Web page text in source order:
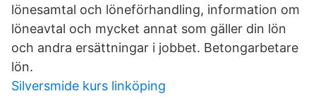
lönesamtal och löneförhandling, information om
löneavtal och mycket annat som gäller din lön
och andra ersättningar i jobbet. Betongarbetare
lön.
Silversmide kurs linköping